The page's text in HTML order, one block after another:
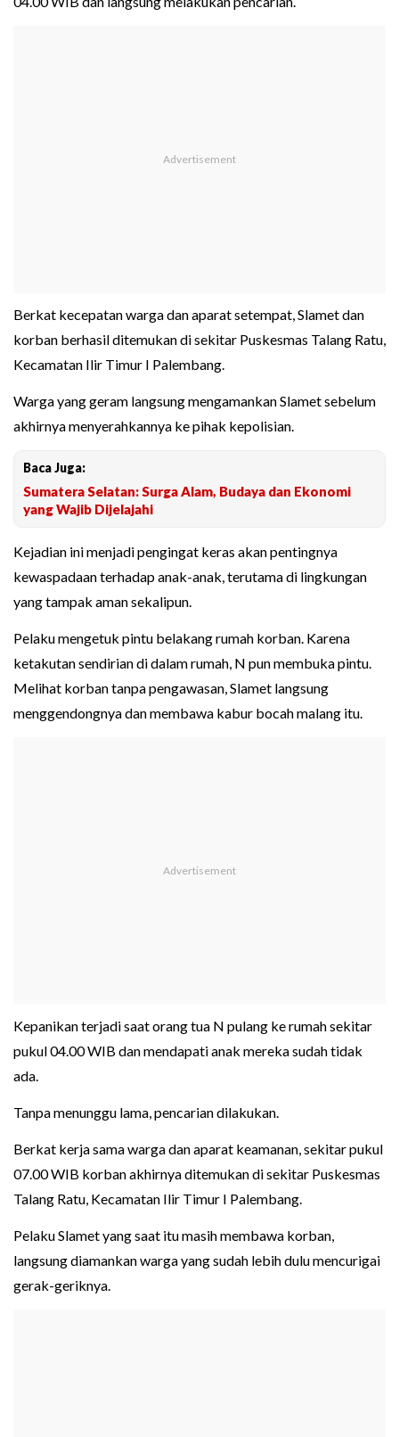
Berkat kecepatan warga dan aparat setempat, Slamet dan
korban berhasil ditemukan di sekitar Puskesmas Talang Ratu,
Kecamatan Ilir Timur I Palembang.
Warga yang geram langsung mengamankan Slamet sebelum
akhirnya menyerahkannya ke pihak kepolisian.
Baca Juga:
Sumatera Selatan: Surga Alam, Budaya dan Ekonomi
yang Wajib Dijelajahi
Kejadian ini menjadi pengingat keras akan pentingnya
kewaspadaan terhadap anak-anak, terutama di lingkungan
yang tampak aman sekalipun.
Pelaku mengetuk pintu belakang rumah korban. Karena
ketakutan sendirian di dalam rumah, N pun membuka pintu.
Melihat korban tanpa pengawasan, Slamet langsung
menggendongnya dan membawa kabur bocah malang itu.
Kepanikan terjadi saat orang tua N pulang ke rumah sekitar
pukul 04.00 WIB dan mendapati anak mereka sudah tidak
ada.
Tanpa menunggu lama, pencarian dilakukan.
Berkat kerja sama warga dan aparat keamanan, sekitar pukul
07.00 WIB korban akhirnya ditemukan di sekitar Puskesmas
Talang Ratu, Kecamatan Ilir Timur I Palembang.
Pelaku Slamet yang saat itu masih membawa korban,
langsung diamankan warga yang sudah lebih dulu mencurigai
gerak-geriknya.